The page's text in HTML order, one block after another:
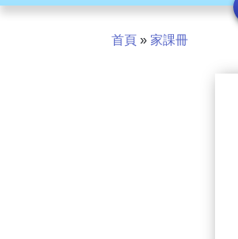
首頁 » 家課冊